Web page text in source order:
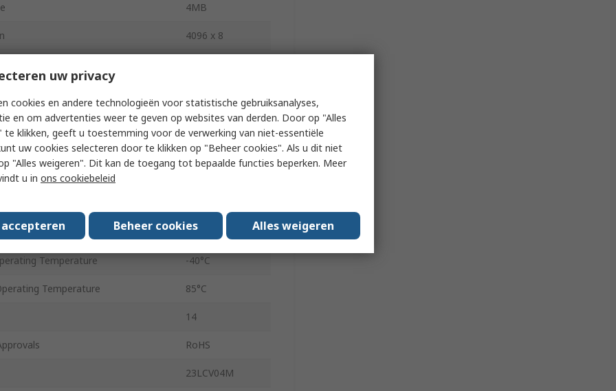
4MB
4096 x 8
Access Time 7ns
Width 24bit
Frequency
Voltage 3.6V
Temperature -40°C
Temperature 85°C
14
RoHS
23LCV04M
uw privacy
cookies en andere technologieën voor statistische gebruiksanalyses,
en om advertenties weer te geven op websites van derden. Door op "Alles
te klikken, geeft u toestemming voor de verwerking van niet-essentiële
uw cookies selecteren door te klikken op "Beheer cookies". Als u dit niet
"Alles weigeren". Dit kan de toegang tot bepaalde functies beperken. Meer
u in ons cookiebeleid
Beheer cookies Alles weigeren